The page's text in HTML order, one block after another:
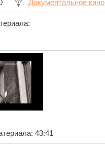
Документальное кино
:
: 43:41